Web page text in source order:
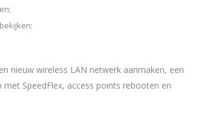
nieuw wireless LAN netwerk aanmaken, een
SpeedFlex, access points rebooten en